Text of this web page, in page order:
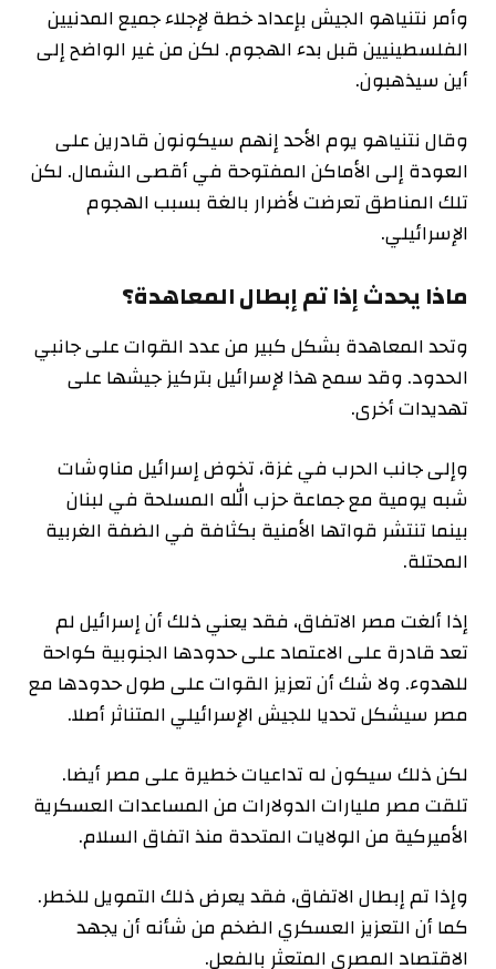
وأمر نتنياهو الجيش بإعداد خطة لإجلاء جميع المدنيين
الفلسطينيين قبل بدء الهجوم. لكن من غير الواضح إلى
أين سيذهبون.
وقال نتنياهو يوم الأحد إنهم سيكونون قادرين على
العودة إلى الأماكن المفتوحة في أقصى الشمال. لكن
تلك المناطق تعرضت لأضرار بالغة بسبب الهجوم
الإسرائيلي.
ماذا يحدث إذا تم إبطال المعاهدة؟
وتحد المعاهدة بشكل كبير من عدد القوات على جانبي
الحدود. وقد سمح هذا لإسرائيل بتركيز جيشها على
تهديدات أخرى.
وإلى جانب الحرب في غزة، تخوض إسرائيل مناوشات
شبه يومية مع جماعة حزب الله المسلحة في لبنان
بينما تنتشر قواتها الأمنية بكثافة في الضفة الغربية
المحتلة.
إذا ألغت مصر الاتفاق، فقد يعني ذلك أن إسرائيل لم
تعد قادرة على الاعتماد على حدودها الجنوبية كواحة
للهدوء. ولا شك أن تعزيز القوات على طول حدودها مع
مصر سيشكل تحديا للجيش الإسرائيلي المتناثر أصلا.
لكن ذلك سيكون له تداعيات خطيرة على مصر أيضا.
تلقت مصر مليارات الدولارات من المساعدات العسكرية
الأميركية من الولايات المتحدة منذ اتفاق السلام.
وإذا تم إبطال الاتفاق، فقد يعرض ذلك التمويل للخطر.
كما أن التعزيز العسكري الضخم من شأنه أن يجهد
الاقتصاد المصري المتعثر بالفعل.